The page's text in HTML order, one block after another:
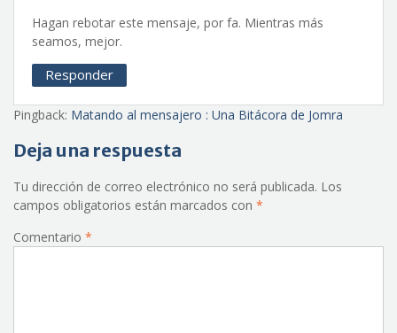
Hagan rebotar este mensaje, por fa. Mientras más
seamos, mejor.
Responder
Pingback: Matando al mensajero : Una Bitácora de Jomra
Deja una respuesta
Tu dirección de correo electrónico no será publicada. Los
campos obligatorios están marcados con *
Comentario *